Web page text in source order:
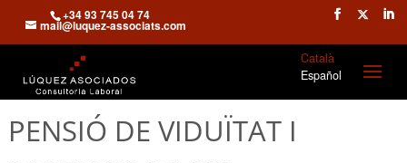
+34 93 745 04 74
mail@luquez-associats.com
Català
Español
PENSIÓ DE VIDUÏTAT I